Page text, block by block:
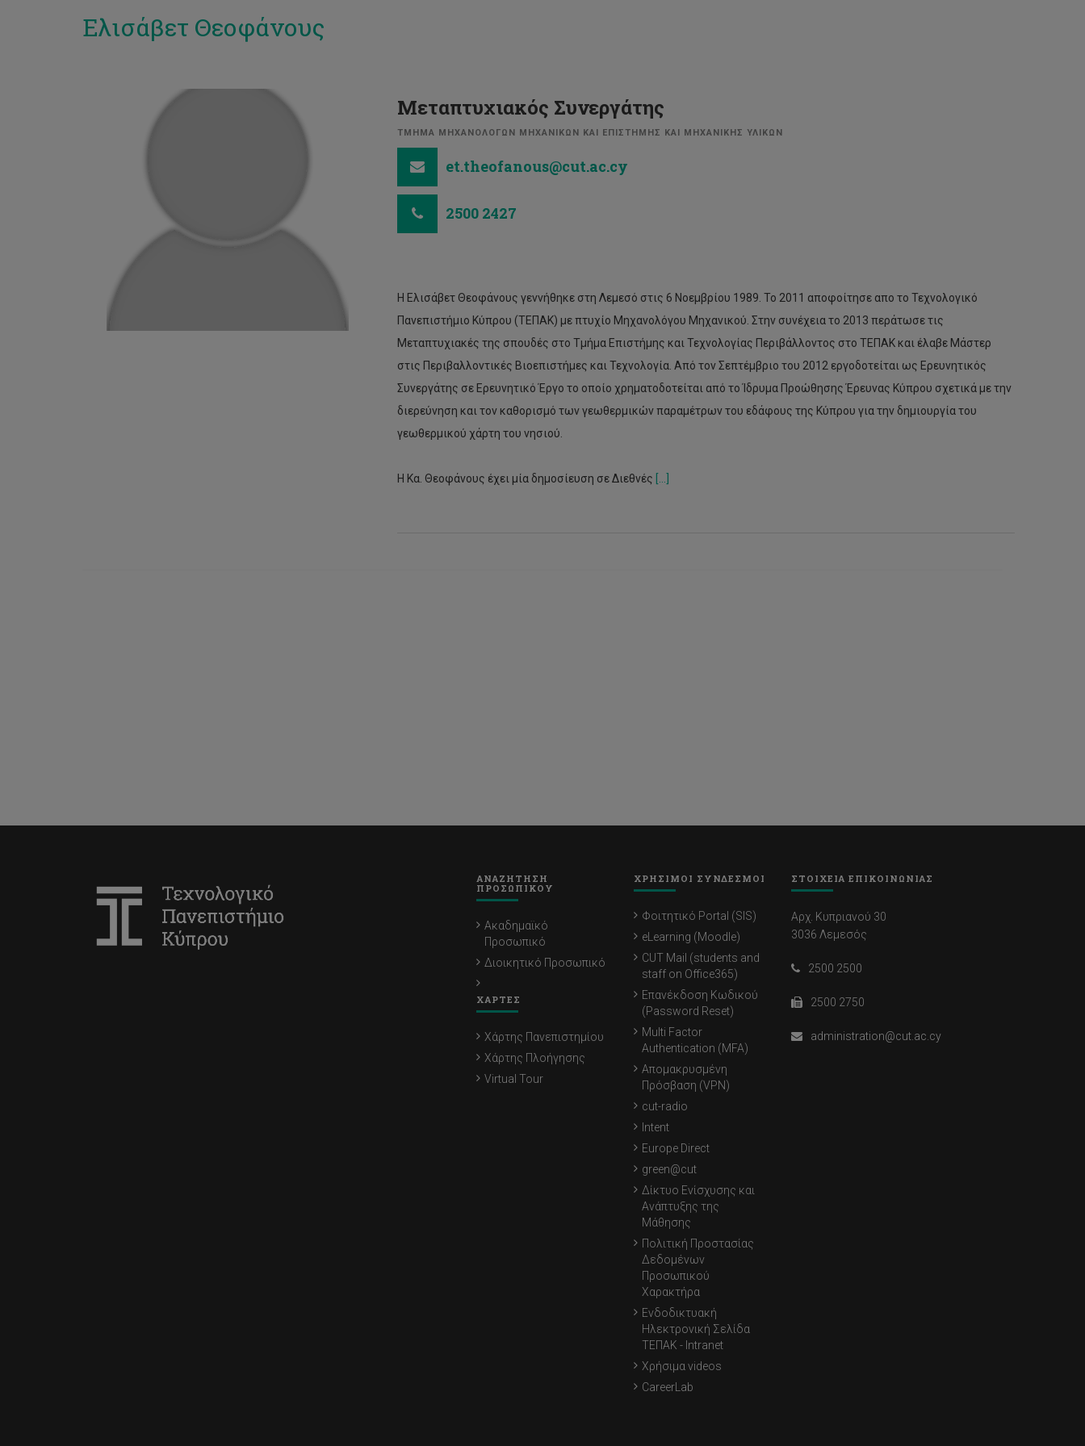
Ελισάβετ Θεοφάνους
Μεταπτυχιακός Συνεργάτης
ΤΜΗΜΑ ΜΗΧΑΝΟΛΟΓΩΝ ΜΗΧΑΝΙΚΩΝ ΚΑΙ ΕΠΙΣΤΗΜΗΣ ΚΑΙ ΜΗΧΑΝΙΚΗΣ ΥΛΙΚΩΝ
et.theofanous@cut.ac.cy
2500 2427
H Ελισάβετ Θεοφάνους γεννήθηκε στη Λεμεσό στις 6 Νοεμβρίου 1989. Το 2011 αποφοίτησε απο το Τεχνολογικό
Πανεπιστήμιο Κύπρου (ΤΕΠΑΚ) με πτυχίο Μηχανολόγου Μηχανικού. Στην συνέχεια το 2013 περάτωσε τις
Μεταπτυχιακές της σπουδές στο Τμήμα Επιστήμης και Τεχνολογίας Περιβάλλοντος στο ΤΕΠΑΚ και έλαβε Μάστερ
στις Περιβαλλοντικές Βιοεπιστήμες και Τεχνολογία. Από τον Σεπτέμβριο του 2012 εργοδοτείται ως Ερευνητικός
Συνεργάτης σε Ερευνητικό Έργο το οποίο χρηματοδοτείται από το Ίδρυμα Προώθησης Έρευνας Κύπρου σχετικά με την
διερεύνηση και τον καθορισμό των γεωθερμικών παραμέτρων του εδάφους της Κύπρου για την δημιουργία του
γεωθερμικού χάρτη του νησιού.
Η Κα. Θεοφάνους έχει μία δημοσίευση σε Διεθνές
ΑΝΑΖΗΤΗΣΗ
ΠΡΟΣΩΠΙΚΟΥ
Ακαδημαϊκό
Προσωπικό
Διοικητικό Προσωπικό
ΧΑΡΤΕΣ
Χάρτης Πανεπιστημίου
Χάρτης Πλοήγησης
Virtual Tour
ΧΡΗΣΙΜΟΙ ΣΥΝΔΕΣΜΟΙ
Φοιτητικό Portal (SIS)
eLearning (Moodle)
CUT Mail (students and
staff on Office365)
Επανέκδοση Κωδικού
(Password Reset)
Multi Factor
Authentication (MFA)
Απομακρυσμένη
Πρόσβαση (VPN)
cut-radio
Intent
Europe Direct
green@cut
Δίκτυο Ενίσχυσης και
Ανάπτυξης της
Μάθησης
Πολιτική Προστασίας
Δεδομένων
Προσωπικού
Χαρακτήρα
Ενδοδικτυακή
Ηλεκτρονική Σελίδα
ΤΕΠΑΚ - Intranet
Χρήσιμα videos
CareerLab
ΣΤΟΙΧΕΙΑ ΕΠΙΚΟΙΝΩΝΙΑΣ
Αρχ. Κυπριανού 30
3036 Λεμεσός
2500 2500
2500 2750
administration@cut.ac.cy